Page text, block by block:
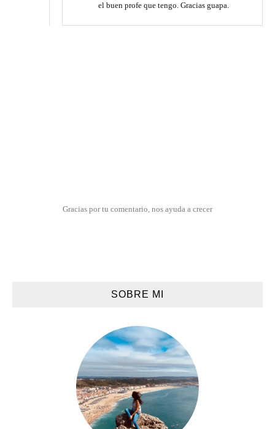
el buen profe que tengo. Gracias guapa.
Gracias por tu comentario, nos ayuda a crecer
SOBRE MI